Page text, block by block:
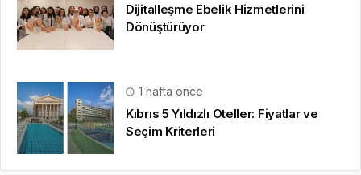
Dijitalleşme Ebelik Hizmetlerini
Dönüştürüyor
1 hafta önce
Kıbrıs 5 Yıldızlı Oteller: Fiyatlar ve
Seçim Kriterleri